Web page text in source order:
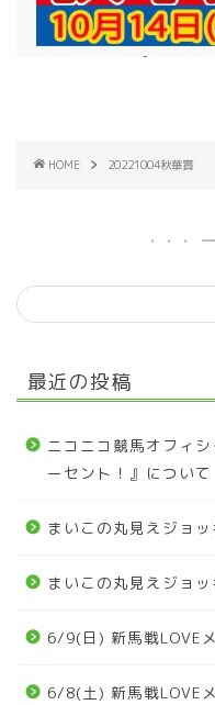
HOME 20221004秋華賞
最近の投稿
ニコニコ競馬オフィ
ーセント！』について
まいこの丸見えジ
まいこの丸見えジ
6/9(日) 新馬戦LOVE
6/8(土) 新馬戦LOVE